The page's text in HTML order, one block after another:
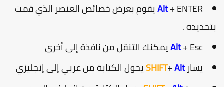
Alt+ ENTER يقوم بعرض خصائص العنصر الذي قمت
.
Alt+ Esc يمكنك التنقل من نافذة إلى أخرى
يسار
SHIFT+Alt
يحول الكتابة من عربي إلى إنجليزي